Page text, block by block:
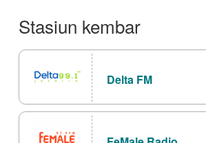
Stasiun kembar
Delta FM